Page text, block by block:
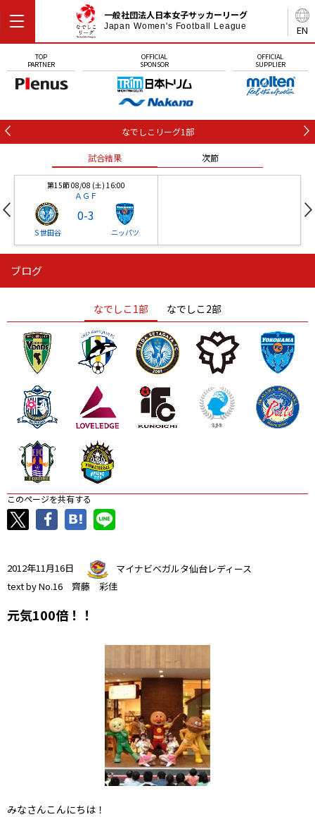
EN
一般社団法人日本女子サッカーリーグ
Japan Women's Football League
TOP
PARTNER
OFFICIAL
SPONSOR
OFFICIAL
SUPPLIER
なでしこリーグ1部
試合結果 次節
第15節 08/08 (土) 16:00
ＡＧＦ
Ｓ世田谷
0-3
ニッパツ
ニッパツ
ニッパツ 名古屋
石人の星
静岡 愛媛Ｌ
ブログ
なでしこ1部 なでしこ2部
このページを共有する
2012年11月16日
マイナビベガルタ仙台レディース
text by No.16 齊藤 彩佳
元気100倍！！
みなさんこんにちは！